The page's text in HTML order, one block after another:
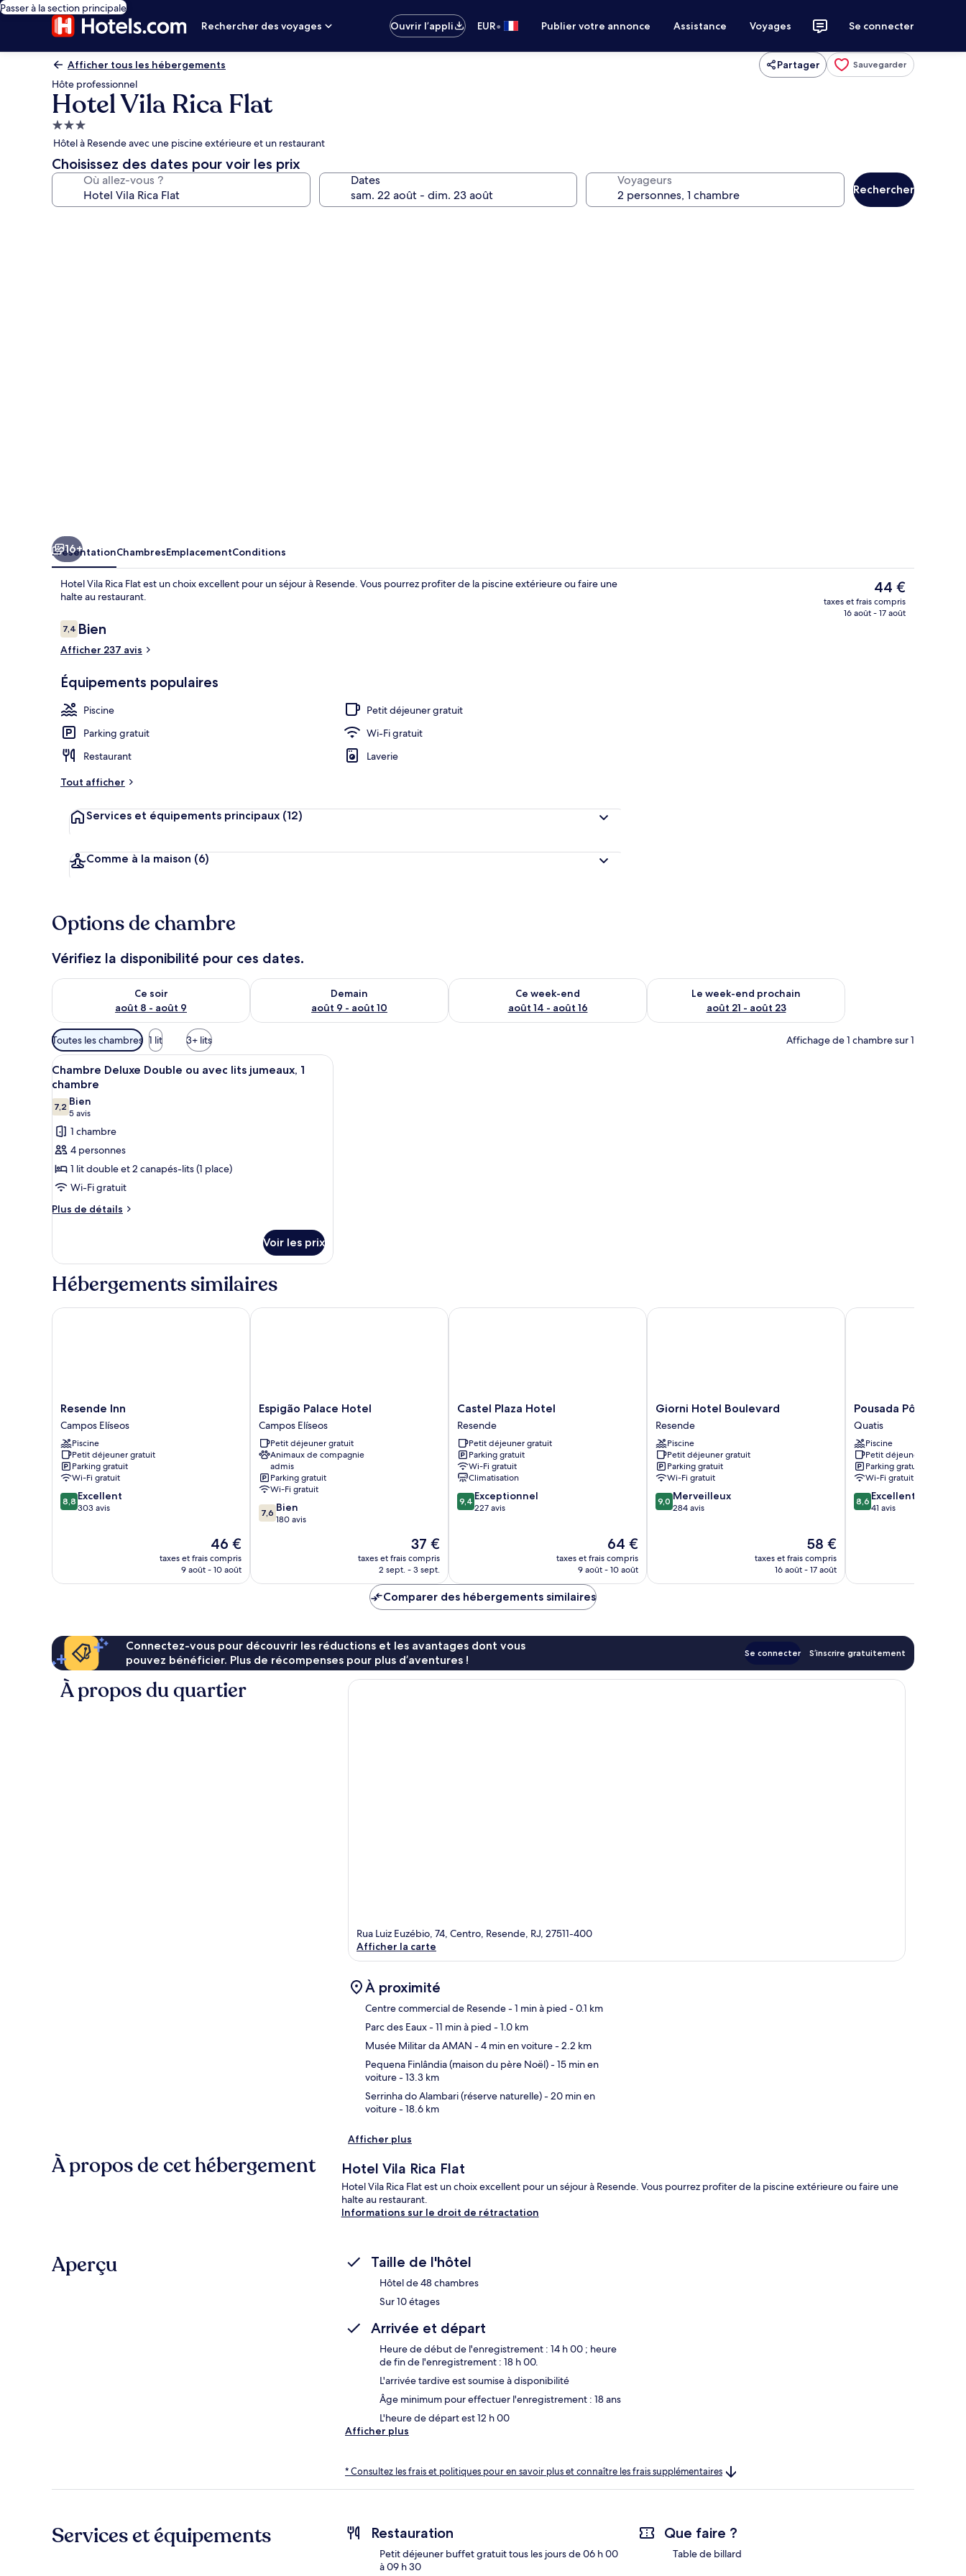
Passer à la section principale
Rechercher des voyages
Ouvrir l’appli EUR• Publier votre annonce Assistance Voyages Se connecter
Afficher tous les hébergements Partager Sauvegarder
Hôte professionnel
Hotel Vila Rica Flat
Hébergement
3.0 étoiles
Hôtel à Resende avec une piscine extérieure et un restaurant
Choisissez des dates pour voir les prix
Où allez-vous ? Dates Voyageurs
Rechercher
16+
PrésentationChambresEmplacementConditions
Hotel Vila Rica Flat est un choix excellent pour un séjour à Resende. Vous pourrez profiter de la piscine extérieure ou faire une
halte au restaurant.
Avis
voyageurs
7,47,4 sur 10
Bien
Afficher 237 avis
Équipements populaires
Piscine
Petit déjeuner gratuit
Parking gratuit
Wi-Fi gratuit
Restaurant
Laverie
Tout afficher
Services et équipements principaux (12)
Comme à la maison (6)
Le
prix
actuel
44 €
taxes et frais compris
16 août - 17 août
Options de chambre
Vérifiez la disponibilité pour ces dates.
Ce soir
août 8 - août 9
Vérifier la disponibilité pour ce soir août 8 - août 9
Demain
août 9 - août 10
Vérifier la disponibilité pour demain août 9 - août 10
Ce week-end
août 14 - août 16
Vérifier la disponibilité pour ce week-end août 14 - août 16
Le week-end prochain
août 21 - août 23
Vérifier la disponibilité pour le week-end prochain août 21 -
Filtres
disponibles
pour
les
chambres
Toutes les chambres 1 lit 3+ lits Affichage de 1 chambre sur 1
Afficher
toutes
les
photos
pour
ce
type
de
chambre :
Chambre
ou
avec
lits
jumeaux,
Un espace de vie compact comprenant un coin cuisine, un coin repas avec une table et des chaises, et un canapé.
2
Chambre Deluxe Double ou avec lits jumeaux, 1
chambre
7,27,2 sur 10
Bien
5 avis
(5 avis)
1 chambre
4 personnes
1 lit double et 2 canapés-lits (1 place)
Wi-Fi gratuit
Plus de détails
Plus
le
type
de
Chambre
chambre
Voir les prix
Hébergements similaires
Resende
Inn
Campos
Elíseos
Resende Inn
Campos Elíseos
Piscine
Petit déjeuner gratuit
Parking gratuit
Wi-Fi gratuit
8.8
sur
8,8 Excellent
303 avis
Le
nouveau
prix
46 €
taxes et frais compris
9 août - 10 août
Resende Inn
Espigão
Palace
Hotel
Campos
Elíseos
Espigão Palace Hotel
Campos Elíseos
Petit déjeuner gratuit
Animaux de compagnie
admis
Parking gratuit
Wi-Fi gratuit
7.6
sur
7,6 Bien
180 avis
Le
nouveau
prix
de
37 €
taxes et frais compris
2 sept. - 3 sept.
Espigão Palace Hotel
Castel
Plaza
Hotel
Resende
Castel Plaza Hotel
Resende
Petit déjeuner gratuit
Parking gratuit
Wi-Fi gratuit
Climatisation
9.4
sur
9,4 Exceptionnel
227 avis
Le
nouveau
prix
64 €
taxes et frais compris
9 août - 10 août
Castel Plaza Hotel
Giorni
Hotel
Boulevard
Resende
Giorni Hotel Boulevard
Resende
Piscine
Petit déjeuner gratuit
Parking gratuit
Wi-Fi gratuit
9.0
sur
9,0 Merveilleux
284 avis
Le
nouveau
prix
58 €
taxes et frais compris
16 août - 17 août
Giorni Hotel Boulevard
Pousada
Pôr
do
Sol
Quatis
Pousada Pôr do Sol
Quatis
Piscine
Petit déjeuner gratuit
Parking gratuit
Wi-Fi gratuit
8.6
sur
8,6 Excellent
41 avis
Pousada Pôr do Sol
Comparer des hébergements similaires
Connectez-vous pour découvrir les réductions et les avantages dont vous
pouvez bénéficier. Plus de récompenses pour plus d’aventures !
Se connecter S’inscrire gratuitement
À propos du quartier
Rua Luiz Euzébio, 74, Centro, Resende, RJ, 27511-400
Afficher la carte
À proximité
Centre commercial de Resende- 1 min à pied - 0.1 km
Parc des Eaux- 11 min à pied - 1.0 km
Musée Militar da AMAN - 4 min en voiture- 2.2 km
Pequena Finlândia (maison du père Noël)- 15 min en
voiture- 13.3 km
Serrinha do Alambari (réserve naturelle)- 20 min en
voiture- 18.6 km
Afficher plus
À propos de cet hébergement Hotel Vila Rica Flat
Hotel Vila Rica Flat est un choix excellent pour un séjour à Resende. Vous pourrez profiter de la piscine extérieure ou faire une
halte au restaurant.
Informations sur le droit de rétractation
Aperçu Taille de l'hôtel
Hôtel de 48 chambres
Sur 10 étages
Arrivée et départ
Heure de début de l'enregistrement : 14 h 00 ; heure
de fin de l'enregistrement : 18 h 00.
L'arrivée tardive est soumise à disponibilité
Âge minimum pour effectuer l'enregistrement : 18 ans
L'heure de départ est 12 h 00
Afficher plus
* Consultez les frais et politiques pour en savoir plus et connaître les frais supplémentaires
Services et équipements Restauration
Petit déjeuner buffet gratuit tous les jours de 06 h 00
à 09 h 30
Que faire ?
Table de billard